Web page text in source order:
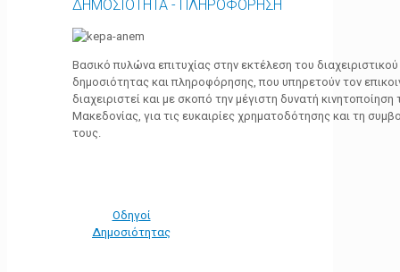
ΔΗΜΟΣΙΟΤΗΤΑ - ΠΛΗΡΟΦΟΡΗΣΗ
Βασικό πυλώνα επιτυχίας στην εκτέλεση του
δημοσιότητας και πληροφόρησης, που υπηρετούν τον
διαχειριστεί και με σκοπό την μέγιστη δυνατή
Μακεδονίας, για τις ευκαιρίες χρηματοδότησης και τη
τους.
Οδηγοί
Δημοσιότητας